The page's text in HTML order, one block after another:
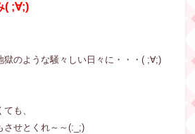
( ;∀;)
獄のような騒々しい日々に・・・( ;∀;)
も、
させとくれ～～(:_;)